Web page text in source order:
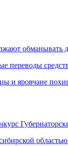
обманывать
переводы
и яровчане